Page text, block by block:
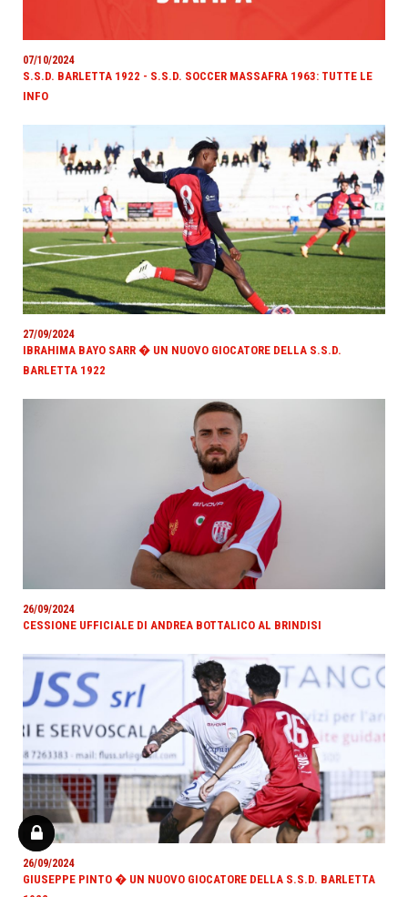
07/10/2024
S.S.D. BARLETTA 1922 - S.S.D. SOCCER MASSAFRA 1963: TUTTE LE
INFO
27/09/2024
IBRAHIMA BAYO SARR � UN NUOVO GIOCATORE DELLA S.S.D.
BARLETTA 1922
26/09/2024
CESSIONE UFFICIALE DI ANDREA BOTTALICO AL BRINDISI
26/09/2024
GIUSEPPE PINTO � UN NUOVO GIOCATORE DELLA S.S.D. BARLETTA